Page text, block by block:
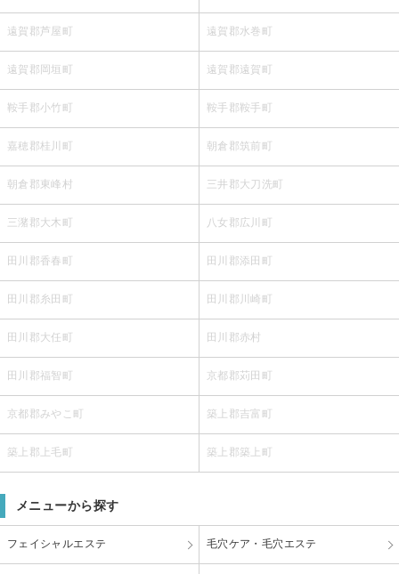
遠賀郡芦屋町 遠賀郡水巻町
遠賀郡岡垣町 遠賀郡遠賀町
鞍手郡小竹町 鞍手郡鞍手町
嘉穂郡桂川町 朝倉郡筑前町
朝倉郡東峰村 三井郡大刀洗町
三潴郡大木町 八女郡広川町
田川郡香春町 田川郡添田町
田川郡糸田町 田川郡川崎町
田川郡大任町 田川郡赤村
田川郡福智町 京都郡苅田町
京都郡みやこ町 築上郡吉富町
築上郡上毛町 築上郡築上町
メニューから探す
フェイシャルエステ 毛穴ケア・毛穴エステ